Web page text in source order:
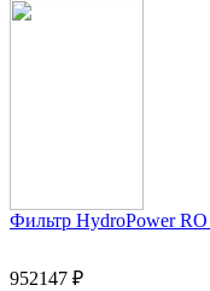
Фильтр HydroPower RO
952147 ₽